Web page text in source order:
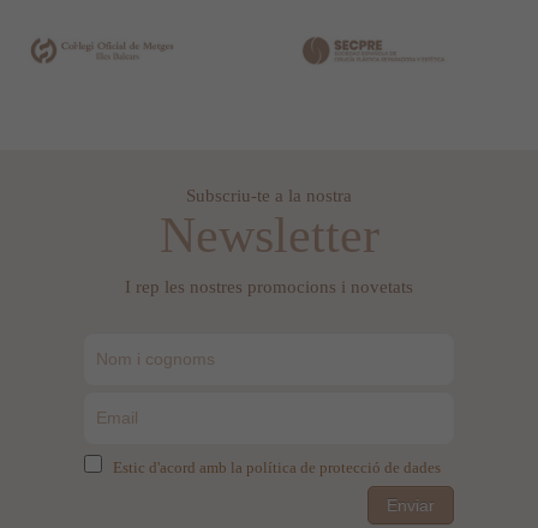
Subscriu-te a la nostra
Newsletter
I rep les nostres promocions i novetats
Estic d'acord amb la política de protecció de dades
Enviar